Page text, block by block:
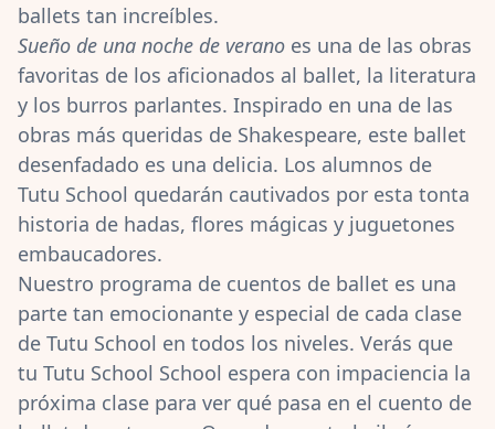
ballets tan increíbles.
Sueño de una noche de verano es una de las obras
favoritas de los aficionados al ballet, la literatura
y los burros parlantes. Inspirado en una de las
obras más queridas de Shakespeare, este ballet
desenfadado es una delicia. Los alumnos de
Tutu School quedarán cautivados por esta tonta
historia de hadas, flores mágicas y juguetones
embaucadores.
Nuestro programa de cuentos de ballet es una
parte tan emocionante y especial de cada clase
de Tutu School en todos los niveles. Verás que
tu Tutu School School espera con impaciencia la
próxima clase para ver qué pasa en el cuento de